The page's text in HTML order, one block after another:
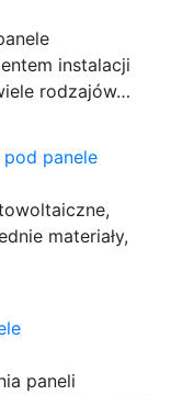
instalacji
rodzajów…
panele
materiały,
paneli